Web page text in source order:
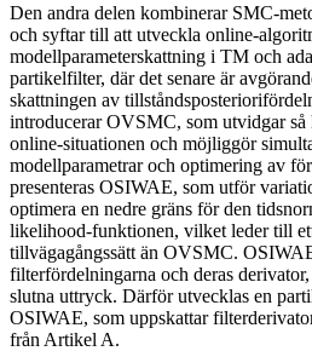
Den andra delen kombinerar SMC-
och syftar till att utveckla online-
modellparameterskattning i TM och
partikelfilter, där det senare är
skattningen av
introducerar OVSMC, som utvidgar
online-situationen och möjliggör
modellparametrar och optimering av
presenteras OSIWAE, som utför
optimera en nedre gräns för den
likelihood-funktionen, vilket leder till
tillvägagångssätt än OVSMC.
filterfördelningarna och deras
slutna uttryck. Därför utvecklas en
OSIWAE, som uppskattar
från Artikel A.